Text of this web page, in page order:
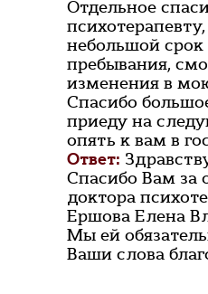
Отдельное
небольшой срок
пребывания,
изменения в
Спасибо
приеду на
опять к вам в
Ответ:
Спасибо Вам за
доктора
Ершова Елена
Мы ей
Ваши слова